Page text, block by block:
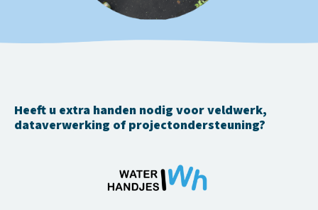
Heeft u extra handen nodig voor veldwerk,
dataverwerking of projectondersteuning?